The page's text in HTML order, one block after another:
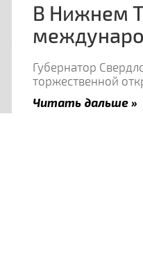
В Нижнем
Губернатор
торжественной
Читать дальше »